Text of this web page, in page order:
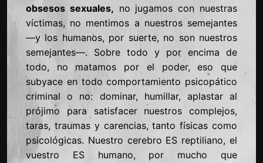
obsesos sexuales, no jugamos con nuestras
víctimas, no mentimos a nuestros semejantes
—y los humanos, por suerte, no son nuestros
semejantes—. Sobre todo y por encima de
todo, no matamos por el poder, eso que
subyace en todo comportamiento psicopático
criminal o no: dominar, humillar, aplastar al
prójimo para satisfacer nuestros complejos,
taras, traumas y carencias, tanto físicas como
psicológicas. Nuestro cerebro ES reptiliano, el
vuestro ES humano, por mucho que